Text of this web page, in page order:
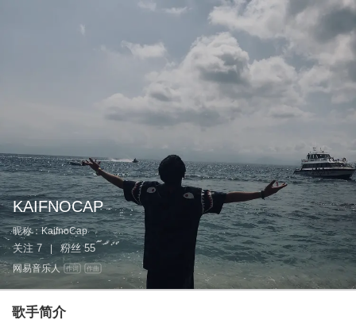
KAIFNOCAP
昵称：KaifnoCap
关注 7 粉丝 55
网易音乐人 作词 作曲
歌手简介